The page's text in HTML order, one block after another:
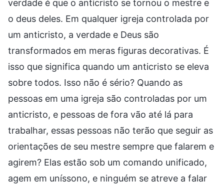
verdade é que o anticristo se tornou o mestre e
o deus deles. Em qualquer igreja controlada por
um anticristo, a verdade e Deus são
transformados em meras figuras decorativas. É
isso que significa quando um anticristo se eleva
sobre todos. Isso não é sério? Quando as
pessoas em uma igreja são controladas por um
anticristo, e pessoas de fora vão até lá para
trabalhar, essas pessoas não terão que seguir as
orientações de seu mestre sempre que falarem e
agirem? Elas estão sob um comando unificado,
agem em uníssono, e ninguém se atreve a falar